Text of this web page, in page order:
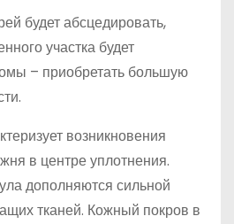
будет абсцедировать,
участка будет
– приобретать большую
возникновения
в центре уплотнения.
дополняются сильной
тканей. Кожный покров в